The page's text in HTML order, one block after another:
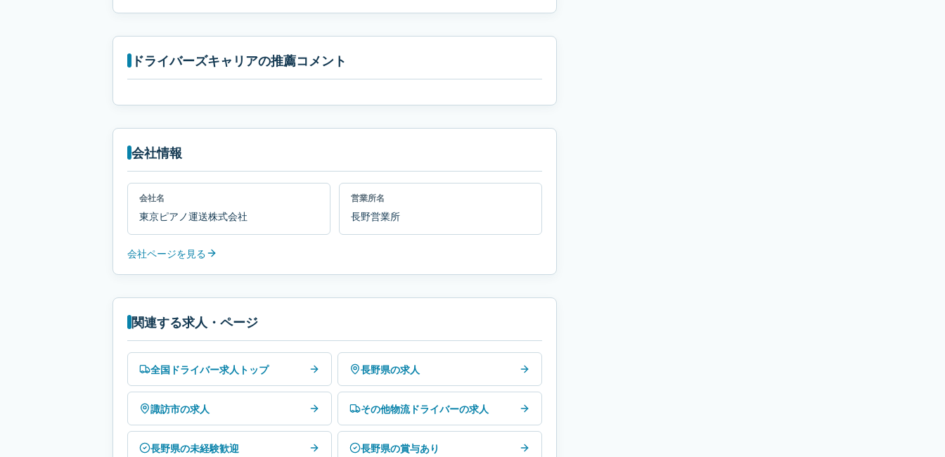
ドライバーズキャリアの推薦コメント
会社情報
会社名
東京ピアノ運送株式会社
営業所名
長野営業所
会社ページを見る
関連する求人・ページ
全国ドライバー求人トップ 長野県の求人
諏訪市の求人 その他物流ドライバーの求人
長野県の未経験歓迎 長野県の賞与あり